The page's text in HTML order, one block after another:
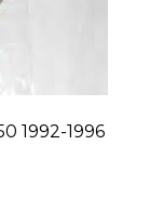
1992-1996